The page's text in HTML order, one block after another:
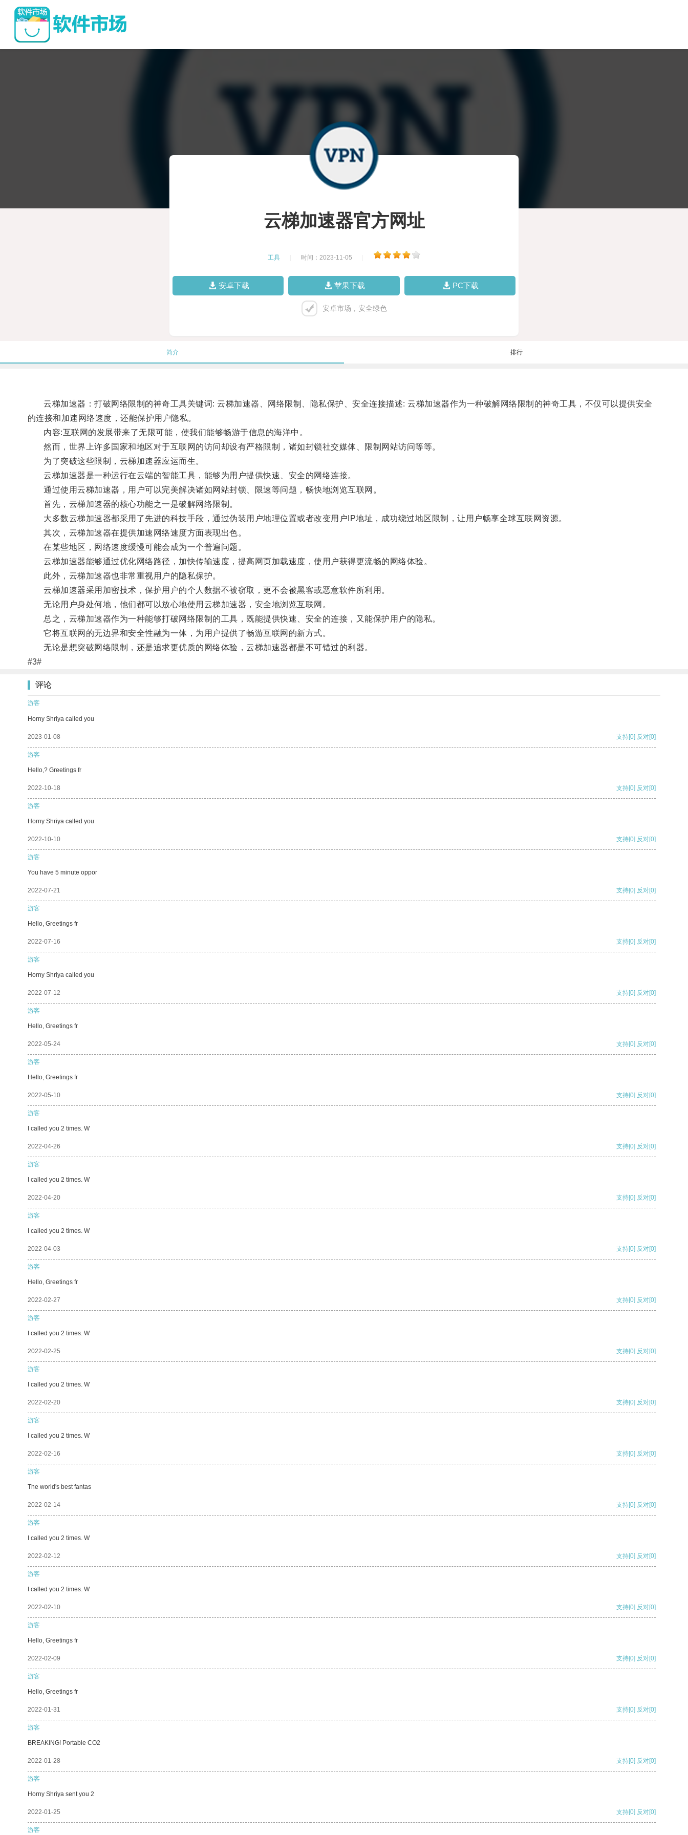
云梯加速器官方网址
工具 时间：2023-11-05
安卓下载 苹果下载 PC下载
安卓市场，安全绿色
简介 排行
云梯加速器：打破网络限制的神奇工具关键词: 云梯加速器、网络限制、隐私保护、安全连接描述: 云梯加速器作为一种破解网络限制的神奇工具，不仅可以提供安全
的连接和加速网络速度，还能保护用户隐私。
内容:互联网的发展带来了无限可能，使我们能够畅游于信息的海洋中。
然而，世界上许多国家和地区对于互联网的访问却设有严格限制，诸如封锁社交媒体、限制网站访问等等。
为了突破这些限制，云梯加速器应运而生。
云梯加速器是一种运行在云端的智能工具，能够为用户提供快速、安全的网络连接。
通过使用云梯加速器，用户可以完美解决诸如网站封锁、限速等问题，畅快地浏览互联网。
首先，云梯加速器的核心功能之一是破解网络限制。
大多数云梯加速器都采用了先进的科技手段，通过伪装用户地理位置或者改变用户IP地址，成功绕过地区限制，让用户畅享全球互联网资源。
其次，云梯加速器在提供加速网络速度方面表现出色。
在某些地区，网络速度缓慢可能会成为一个普遍问题。
云梯加速器能够通过优化网络路径，加快传输速度，提高网页加载速度，使用户获得更流畅的网络体验。
此外，云梯加速器也非常重视用户的隐私保护。
云梯加速器采用加密技术，保护用户的个人数据不被窃取，更不会被黑客或恶意软件所利用。
无论用户身处何地，他们都可以放心地使用云梯加速器，安全地浏览互联网。
总之，云梯加速器作为一种能够打破网络限制的工具，既能提供快速、安全的连接，又能保护用户的隐私。
它将互联网的无边界和安全性融为一体，为用户提供了畅游互联网的新方式。
无论是想突破网络限制，还是追求更优质的网络体验，云梯加速器都是不可错过的利器。
#3#
评论
游客
Horny Shriya called you
2023-01-08 支持[0] 反对[0]
游客
Hello,? Greetings fr
2022-10-18 支持[0] 反对[0]
游客
Horny Shriya called you
2022-10-10 支持[0] 反对[0]
游客
You have 5 minute oppor
2022-07-21 支持[0] 反对[0]
游客
Hello, Greetings fr
2022-07-16 支持[0] 反对[0]
游客
Horny Shriya called you
2022-07-12 支持[0] 反对[0]
游客
Hello, Greetings fr
2022-05-24 支持[0] 反对[0]
游客
Hello, Greetings fr
2022-05-10 支持[0] 反对[0]
游客
I called you 2 times. W
2022-04-26 支持[0] 反对[0]
游客
I called you 2 times. W
2022-04-20 支持[0] 反对[0]
游客
I called you 2 times. W
2022-04-03 支持[0] 反对[0]
游客
Hello, Greetings fr
2022-02-27 支持[0] 反对[0]
游客
I called you 2 times. W
2022-02-25 支持[0] 反对[0]
游客
I called you 2 times. W
2022-02-20 支持[0] 反对[0]
游客
I called you 2 times. W
2022-02-16 支持[0] 反对[0]
游客
The world's best fantas
2022-02-14 支持[0] 反对[0]
游客
I called you 2 times. W
2022-02-12 支持[0] 反对[0]
游客
I called you 2 times. W
2022-02-10 支持[0] 反对[0]
游客
Hello, Greetings fr
2022-02-09 支持[0] 反对[0]
游客
Hello, Greetings fr
2022-01-31 支持[0] 反对[0]
游客
BREAKING! Portable CO2
2022-01-28 支持[0] 反对[0]
游客
Horny Shriya sent you 2
2022-01-25 支持[0] 反对[0]
游客